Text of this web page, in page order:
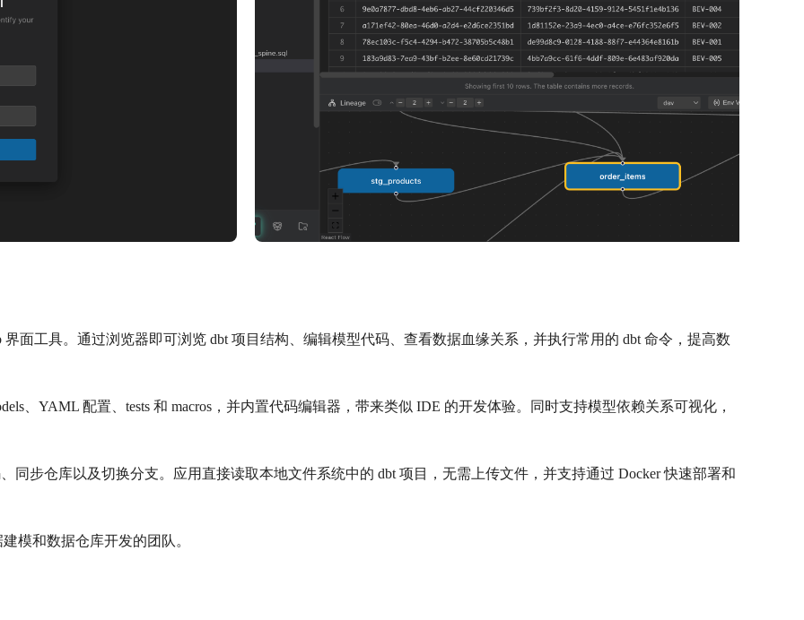
界面工具。通过浏览器即可浏览 dbt 项目结构、编辑模型代码、查看数据血缘关系，并执行常用的 dbt 命令，提高数
、YAML 配置、tests 和 macros，并内置代码编辑器，带来类似 IDE 的开发体验。同时支持模型依赖关系可视化，
同步仓库以及切换分支。应用直接读取本地文件系统中的 dbt 项目，无需上传文件，并支持通过 Docker 快速部署和
模和数据仓库开发的团队。